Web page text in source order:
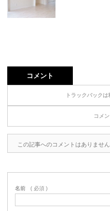
コメント
トラックバックは
コメ
この記事へのコメントはありません
名前 ( 必須 )